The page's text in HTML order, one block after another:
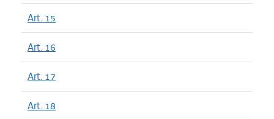
Art. 15
Art. 16
Art. 17
Art. 18